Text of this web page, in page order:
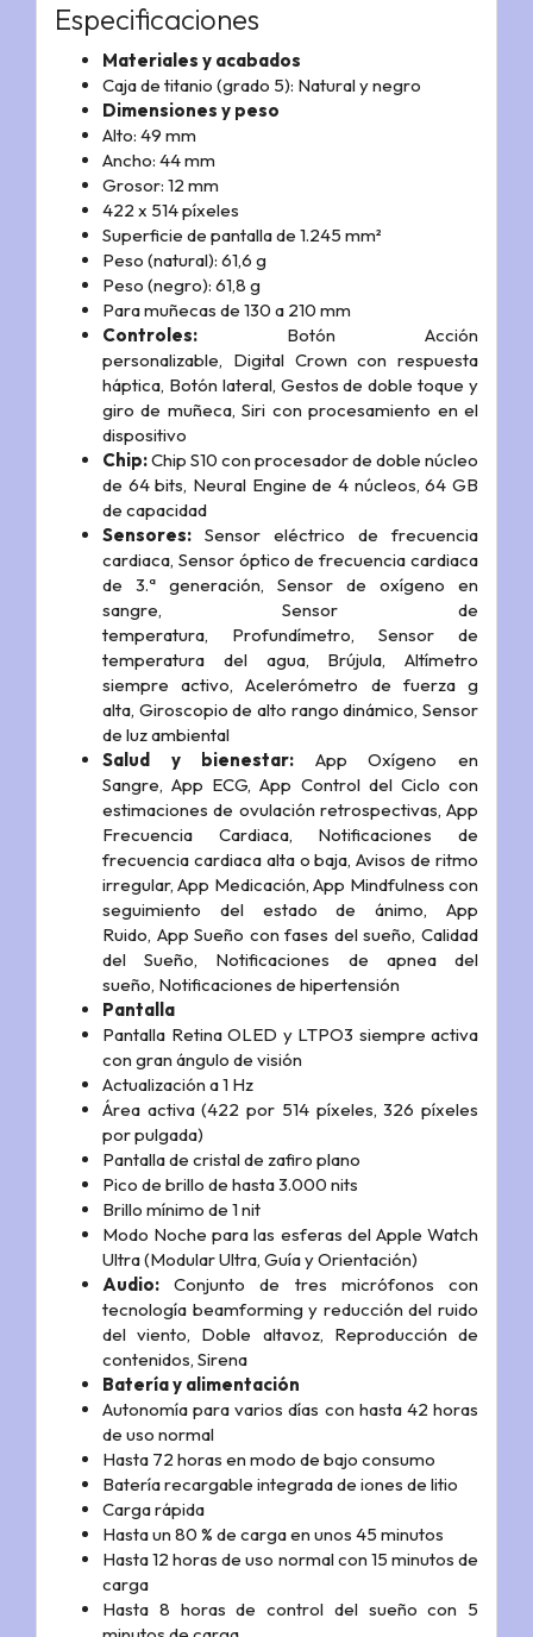
Especificaciones
Materiales y acabados
Caja de titanio (grado 5): Natural y negro
Dimensiones y peso
Alto: 49 mm
Ancho: 44 mm
Grosor: 12 mm
422 x 514 píxeles
Superficie de pantalla de 1.245 mm²
Peso (natural): 61,6 g
Peso (negro): 61,8 g
Para muñecas de 130 a 210 mm
Controles: Botón Acción
personalizable, Digital Crown con respuesta
háptica, Botón lateral, Gestos de doble toque y
giro de muñeca,Siri con procesamiento en el
dispositivo
Chip:Chip S10 con procesador de doble núcleo
de 64 bits, Neural Engine de 4 núcleos,64 GB
de capacidad
Sensores: Sensor eléctrico de frecuencia
cardiaca, Sensor óptico de frecuencia cardiaca
de 3.ª generación, Sensor de oxígeno en
sangre, Sensor de
temperatura, Profundímetro, Sensor de
temperatura del agua, Brújula, Altímetro
siempre activo,Acelerómetro de fuerza g
alta, Giroscopio de alto rango dinámico,Sensor
de luz ambiental
Salud y bienestar:
App Oxígeno en
Sangre,App ECG,App Control del Ciclo con
estimaciones de ovulación retrospectivas, App
Frecuencia Cardiaca, Notificaciones de
frecuencia cardiaca alta o baja,Avisos de ritmo
irregular,App Medicación,App Mindfulness con
seguimiento del estado de ánimo, App
Ruido, App Sueño con fases del sueño,Calidad
del Sueño, Notificaciones de apnea del
sueño, Notificaciones de hipertensión
Pantalla
Pantalla Retina OLED y LTPO3 siempre activa
con gran ángulo de visión
Actualización a 1 Hz
Área activa (422 por 514 píxeles, 326 píxeles
por pulgada)
Pantalla de cristal de zafiro plano
Pico de brillo de hasta 3.000 nits
Brillo mínimo de 1 nit
Modo Noche para las esferas del Apple Watch
Ultra (Modular Ultra, Guía y Orientación)
Audio:Conjunto de tres micrófonos con
tecnología beamforming y reducción del ruido
del viento, Doble altavoz, Reproducción de
contenidos, Sirena
Batería y alimentación
Autonomía para varios días con hasta 42 horas
de uso normal
Hasta 72 horas en modo de bajo consumo
Batería recargable integrada de iones de litio
Carga rápida
Hasta un 80 % de carga en unos 45 minutos
Hasta 12 horas de uso normal con 15 minutos de
carga
Hasta 8 horas de control del sueño con 5